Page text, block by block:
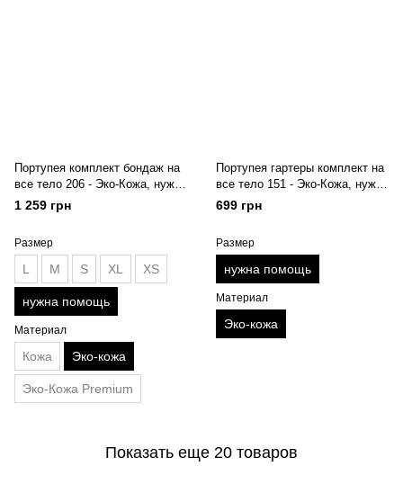
Портупея комплект бондаж на
все тело 206 - Эко-Кожа, нужна
помощь
1 259 грн
Размер
L M S XL XS
нужна помощь
Материал
Кожа Эко-кожа
Эко-Кожа Premium
Портупея гартеры комплект на
все тело 151 - Эко-Кожа, нужна
помощь
699 грн
Размер
нужна помощь
Материал
Эко-кожа
Показать еще 20 товаров